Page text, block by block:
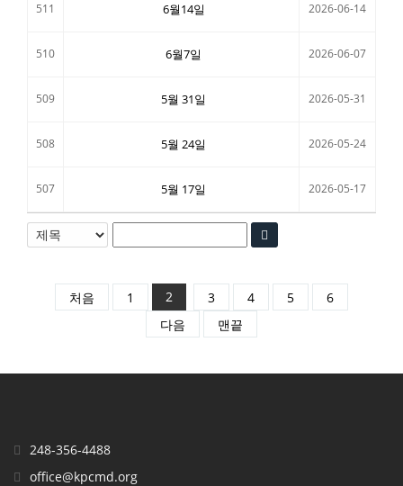
511 6월14일 2026-06-14
510 6월7일 2026-06-07
509 5월 31일 2026-05-31
508 5월 24일 2026-05-24
507 5월 17일 2026-05-17
처음 1 2 3 4 5
6
다음
맨끝
248-356-4488
office@kpcmd.org